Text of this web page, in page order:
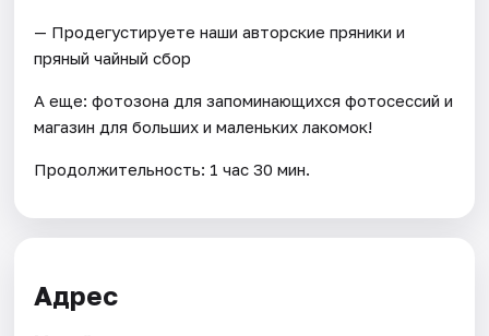
— Продегустируете наши авторские пряники и
пряный чайный сбор
А еще: фотозона для запоминающихся фотосессий и
магазин для больших и маленьких лакомок!
Продолжительность: 1 час 30 мин.
Адрес